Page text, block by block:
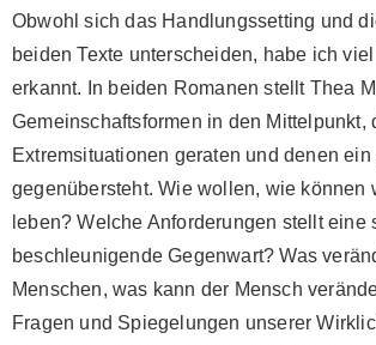
Obwohl sich das Handlungssetting und
beiden Texte unterscheiden, habe ich
erkannt. In beiden Romanen stellt Thea
Gemeinschaftsformen in den Mittelpunkt,
Extremsituationen geraten und denen ein
gegenübersteht. Wie wollen, wie können
leben? Welche Anforderungen stellt eine
beschleunigende Gegenwart? Was
Menschen, was kann der Mensch
Fragen und Spiegelungen unserer